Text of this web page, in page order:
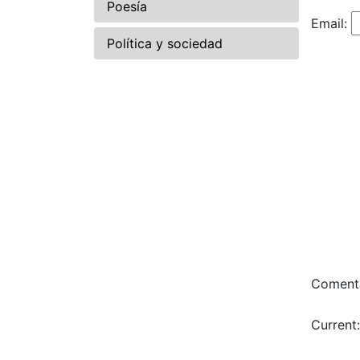
Poesía
Política y sociedad
Email:
Current: